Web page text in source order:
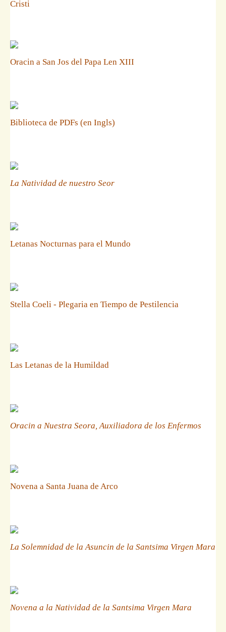
Cristi
Oracin a San Jos del Papa Len XIII
Biblioteca de PDFs (en Ingls)
La Natividad de nuestro Seor
Letanas Nocturnas para el Mundo
Stella Coeli - Plegaria en Tiempo de Pestilencia
Las Letanas de la Humildad
Oracin a Nuestra Seora, Auxiliadora de los Enfermos
Novena a Santa Juana de Arco
La Solemnidad de la Asuncin de la Santsima Virgen Mara
Novena a la Natividad de la Santsima Virgen Mara